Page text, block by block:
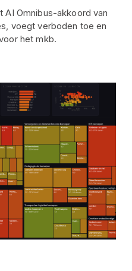
AI Omnibus-akkoord van
voegt verboden toe en
het mkb.